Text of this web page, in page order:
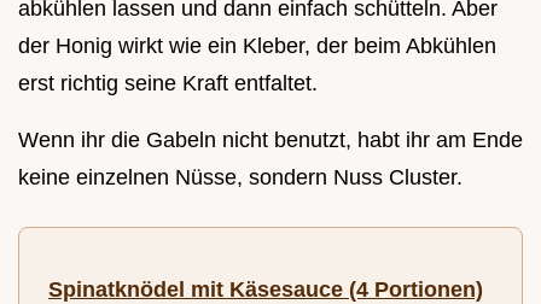
abkühlen lassen und dann einfach schütteln. Aber
der Honig wirkt wie ein Kleber, der beim Abkühlen
erst richtig seine Kraft entfaltet.
Wenn ihr die Gabeln nicht benutzt, habt ihr am Ende
keine einzelnen Nüsse, sondern Nuss Cluster.
Spinatknödel mit Käsesauce (4 Portionen)